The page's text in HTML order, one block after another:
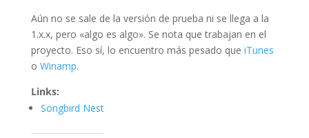
Aún no se sale de la versión de prueba ni se llega a la
1.x.x, pero «algo es algo». Se nota que trabajan en el
proyecto. Eso sí, lo encuentro más pesado que iTunes
o Winamp.
Links:
Songbird Nest